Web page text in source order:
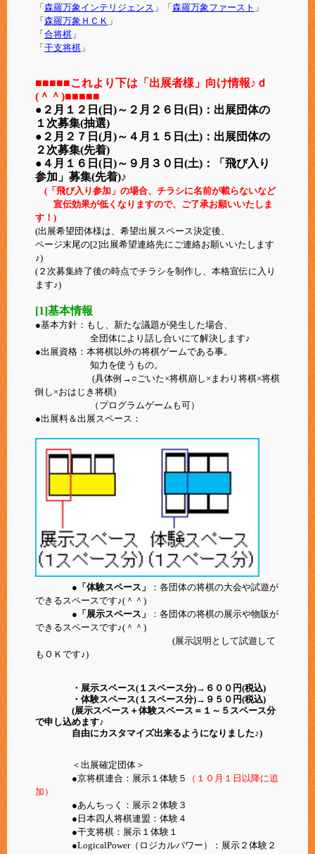
「 森羅万象インテリジェンス 」「 森羅万象ファースト 」
「 森羅万象ＨＣＫ 」
「 合将棋 」
「 干支将棋 」
■■■■■これより下は「出展者様」向け情報♪ｄ
(＾＾)■■■■■
●２月１２日(日)～２月２６日(日)：出展団体の
１次募集(抽選)
●２月２７日(月)～４月１５日(土)：出展団体の
２次募集(先着)
●４月１６日(日)～９月３０日(土)：「飛び入り
参加」募集(先着)♪
(「飛び入り参加」の場合、チラシに名前が載らないなど
宣伝効果が低くなりますので、ご了承お願いいたしま
す！)
(出展希望団体様は、希望出展スペース決定後、
ページ末尾の[2]出展希望連絡先にご連絡お願いいたします
♪)
(２次募集終了後の時点でチラシを制作し、本格宣伝に入り
ます♪)
[1]基本情報
●基本方針：もし、新たな議題が発生した場合、
全団体により話し合いにて解決します♪
●出展資格：本将棋以外の将棋ゲームである事。
知力を使うもの。
(具体例→○ごいた×将棋崩し×まわり将棋×将棋
倒し×おはじき将棋)
（プログラムゲームも可）
●出展料＆出展スペース：
●「体験スペース」
：各団体の将棋の大会や試遊が
できるスペースです♪(＾＾)
●「展示スペース」
：各団体の将棋の展示や物販が
できるスペースです♪(＾＾)
(展示説明として試遊して
もＯＫです♪)
・展示スペース(１スペース分)→６００円(税込)
・体験スペース(１スペース分)→９５０円(税込)
(展示スペース＋体験スペース＝１～５スペース分
で申し込めます♪
自由にカスタマイズ出来るようになりました♪)
＜出展確定団体＞
●京将棋連合：展示１体験５
（１０月１日以降に追
加）
●あんちっく：展示２体験３
●日本四人将棋連盟：体験４
●干支将棋：展示１体験１
●LogicalPower（ロジカルパワー）：展示２体験２